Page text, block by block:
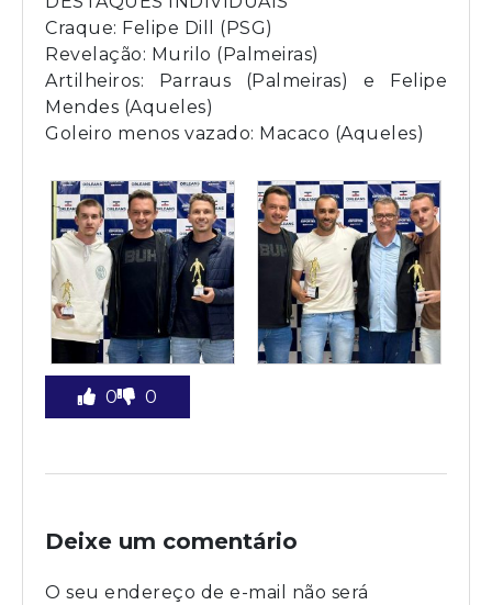
Craque: Felipe Dill (PSG)
Revelação: Murilo (Palmeiras)
Artilheiros: Parraus (Palmeiras) e Felipe
Mendes (Aqueles)
Goleiro menos vazado: Macaco (Aqueles)
0 0
Deixe um comentário
O seu endereço de e-mail não será